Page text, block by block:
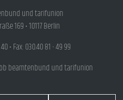
und tarifunion
169 • 10117 Berlin
• Fax: 030.40 81 - 49 99
beamtenbund und tarifunion